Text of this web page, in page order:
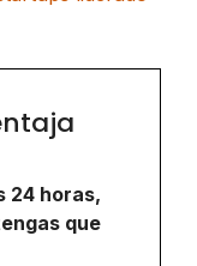
24 horas,
que